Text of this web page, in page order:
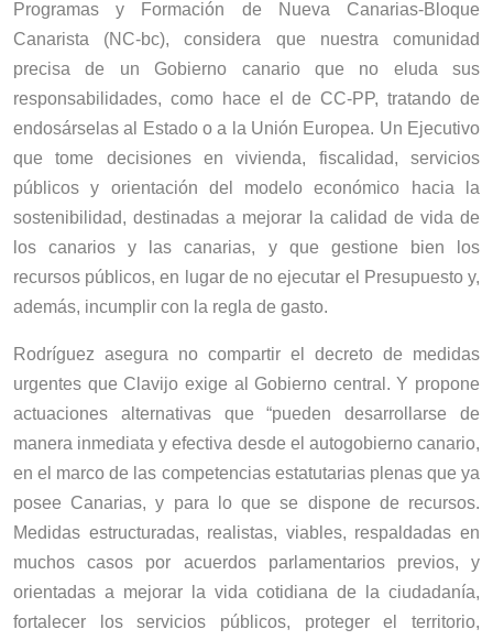
Programas y Formación de Nueva Canarias-Bloque
Canarista (NC-bc), considera que nuestra comunidad
precisa de un Gobierno canario que no eluda sus
responsabilidades, como hace el de CC-PP, tratando de
endosárselas al Estado o a la Unión Europea. Un Ejecutivo
que tome decisiones en vivienda, fiscalidad, servicios
públicos y orientación del modelo económico hacia la
sostenibilidad, destinadas a mejorar la calidad de vida de
los canarios y las canarias, y que gestione bien los
recursos públicos, en lugar de no ejecutar el Presupuesto y,
además, incumplir con la regla de gasto.
Rodríguez asegura no compartir el decreto de medidas
urgentes que Clavijo exige al Gobierno central. Y propone
actuaciones alternativas que “pueden desarrollarse de
manera inmediata y efectiva desde el autogobierno canario,
en el marco de las competencias estatutarias plenas que ya
posee Canarias, y para lo que se dispone de recursos.
Medidas estructuradas, realistas, viables, respaldadas en
muchos casos por acuerdos parlamentarios previos, y
orientadas a mejorar la vida cotidiana de la ciudadanía,
fortalecer los servicios públicos, proteger el territorio,